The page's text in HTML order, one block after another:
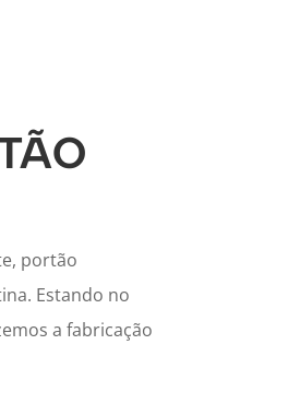
portão
Estando no
a fabricação